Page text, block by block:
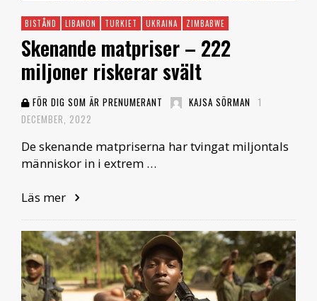
BISTÅND LIBANON TURKIET UKRAINA ZIMBABWE
Skenande matpriser – 222
miljoner riskerar svält
FÖR DIG SOM ÄR PRENUMERANT KAJSA SÖRMAN 1
DECEMBER, 2022
De skenande matpriserna har tvingat miljontals
människor in i extrem …
Läs mer